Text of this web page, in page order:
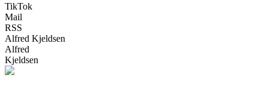
TikTok
Mail
RSS
Alfred Kjeldsen
Alfred
Kjeldsen